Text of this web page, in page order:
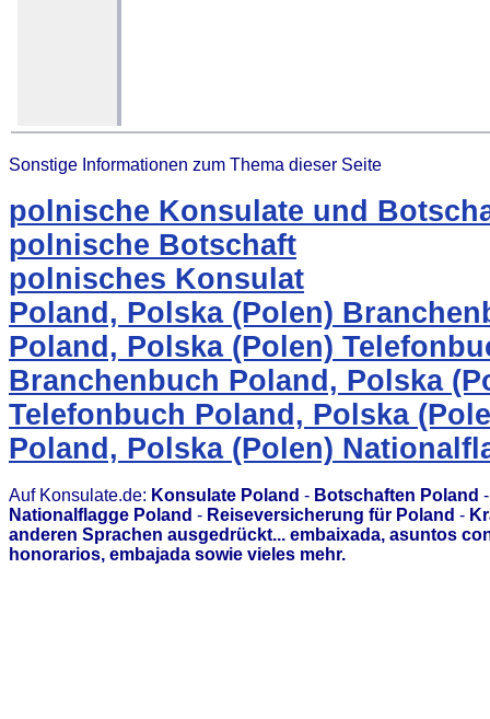
Sonstige Informationen zum Thema dieser Seite
polnische Konsulate und
polnische Botschaft
polnisches Konsulat
Poland, Polska (Polen)
Poland, Polska (Polen)
Branchenbuch Poland, Polska
Telefonbuch Poland, Polska
Poland, Polska (Polen)
Auf Konsulate.de: Konsulate Poland - Botschaften Poland
Nationalflagge Poland - Reiseversicherung für Poland -
anderen Sprachen ausgedrückt... embaixada, asuntos
honorarios, embajada sowie vieles mehr.